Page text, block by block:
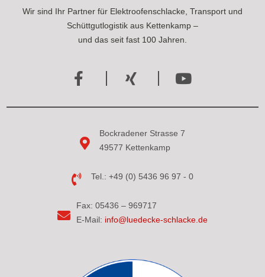
Wir sind Ihr Partner für Elektroofenschlacke, Transport und
Schüttgutlogistik aus Kettenkamp –
und das seit fast 100 Jahren.
Bockradener Strasse 7
49577 Kettenkamp
Tel.: +49 (0) 5436 96 97 - 0
Fax: 05436 – 969717
E-Mail: info@luedecke-schlacke.de